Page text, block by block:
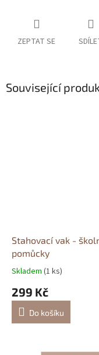
ZEPTAT SE
Související
Stahovací vak -
pomůcky
Skladem (1 ks)
299 Kč
Do košíku